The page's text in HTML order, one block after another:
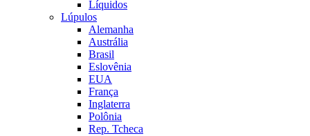
Líquidos
Lúpulos
Alemanha
Austrália
Brasil
Eslovênia
EUA
França
Inglaterra
Polônia
Rep. Tcheca